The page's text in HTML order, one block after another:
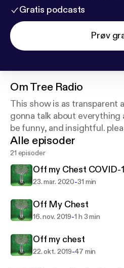
Gratis podcasts
Prøv
OmTree Radio
This show is as transparent
gonna talk about everything
be funny, and insightful.
Alle episoder
21 episoder
Off my Chest COVID-
23. mar. 2020-31 min
Off My Chest
16. nov. 2019-1 h 3 min
Off my chest
22. okt. 2019-47 min